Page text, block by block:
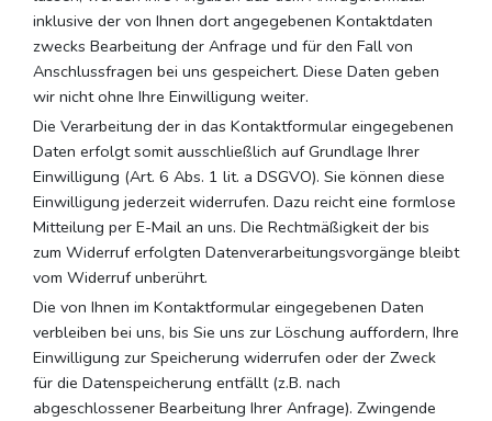
inklusive der von Ihnen dort angegebenen Kontaktdaten
zwecks Bearbeitung der Anfrage und für den Fall von
Anschlussfragen bei uns gespeichert. Diese Daten geben
wir nicht ohne Ihre Einwilligung weiter.
Die Verarbeitung der in das Kontaktformular eingegebenen
Daten erfolgt somit ausschließlich auf Grundlage Ihrer
Einwilligung (Art. 6 Abs. 1 lit. a DSGVO). Sie können diese
Einwilligung jederzeit widerrufen. Dazu reicht eine formlose
Mitteilung per E-Mail an uns. Die Rechtmäßigkeit der bis
zum Widerruf erfolgten Datenverarbeitungsvorgänge bleibt
vom Widerruf unberührt.
Die von Ihnen im Kontaktformular eingegebenen Daten
verbleiben bei uns, bis Sie uns zur Löschung auffordern, Ihre
Einwilligung zur Speicherung widerrufen oder der Zweck
für die Datenspeicherung entfällt (z.B. nach
abgeschlossener Bearbeitung Ihrer Anfrage). Zwingende